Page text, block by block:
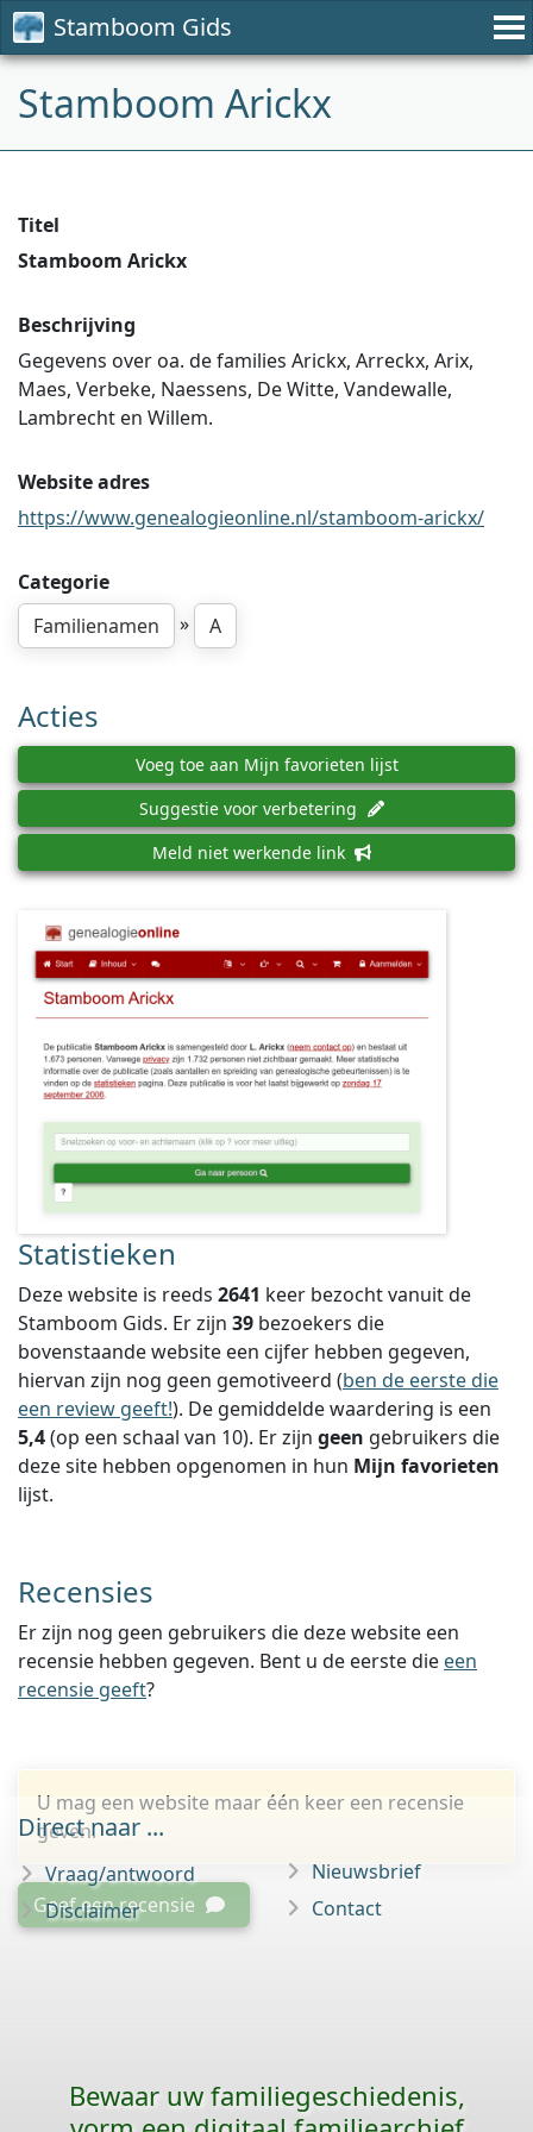
Stamboom Gids
Stamboom Arickx
Titel
Stamboom Arickx
Beschrijving
Gegevens over oa. de families Arickx, Arreckx, Arix,
Maes, Verbeke, Naessens, De Witte, Vandewalle,
Lambrecht en Willem.
Website adres
https://www.genealogieonline.nl/stamboom-arickx/
Categorie
Familienamen
» A
Acties
Voeg toe aan Mijn favorieten lijst
Suggestie voor verbetering
Meld niet werkende link
Statistieken
Deze website is reeds 2641 keer bezocht vanuit de
Stamboom Gids. Er zijn 39 bezoekers die
bovenstaande website een cijfer hebben gegeven,
hiervan zijn nog geen gemotiveerd (ben de eerste die
een review geeft!). De gemiddelde waardering is een
5,4(op een schaal van 10). Er zijn geen gebruikers die
deze site hebben opgenomen in hun Mijn favorieten
lijst.
Recensies
Er zijn nog geen gebruikers die deze website een
recensie hebben gegeven. Bent u de eerste die een
recensie geeft?
U mag een website maar één keer een recensie
geven.
Geef een recensie
Direct naar ...
Vraag/antwoord
Disclaimer
Nieuwsbrief
Contact
Bewaar uw familie­geschiedenis,